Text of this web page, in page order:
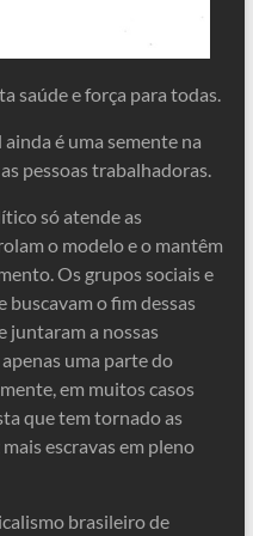
saúde e força para todas.
é uma semente na
pessoas trabalhadoras.
só atende as
o modelo e o mantêm
Os grupos sociais e
buscavam o fim dessas
juntaram a nossas
uma parte do
em muitos casos
que tem tornado as
escravas em pleno
brasileiro de